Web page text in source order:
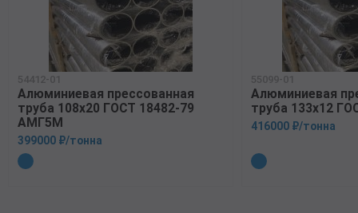
54412-01
Алюминиевая прессованная
труба 108х20 ГОСТ 18482-79
АМГ5М
399000 ₽/тонна
55099-01
Алюминиевая
труба 133х12
416000 ₽/тонна